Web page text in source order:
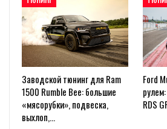
Заводской тюнинг для Ram
1500 Rumble Bee: большие
«мясорубки», подвеска,
выхлоп,…
Ford
RDS